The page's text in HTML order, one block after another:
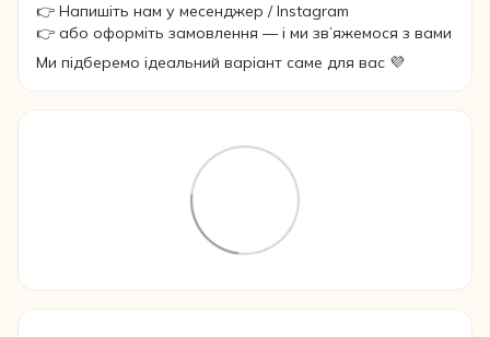
👉 Напишіть нам у месенджер / Instagram
👉 або оформіть замовлення — і ми зв’яжемося з вами
Ми підберемо ідеальний варіант саме для вас 💜